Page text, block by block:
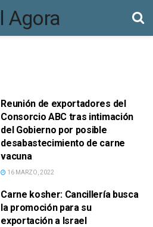
Reunión de exportadores del
Consorcio ABC tras intimación
del Gobierno por posible
desabastecimiento de carne
vacuna
16 MARZO, 2022
Carne kosher: Cancillería busca
la promoción para su
exportación a Israel